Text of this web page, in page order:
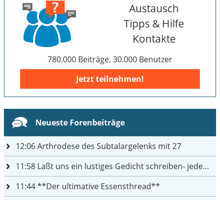
Austausch
Tipps & Hilfe
Kontakte
780.000 Beiträge, 30.000 Benutzer
Jetzt teilnehmen!
Neueste Forenbeiträge
12:06Arthrodese des Subtalargelenks mit 27
11:58 Laßt uns ein lustiges Gedicht schreiben- jeder einen Satz
11:44**Der ultimative Essensthread**